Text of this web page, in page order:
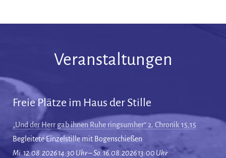
Veranstaltungen
Freie Plätze im Haus der Stille
„Und der Herr gab ihnen Ruhe ringsumher“ 2. Chronik 15,15
Begleitete Einzelstille mit Bogenschießen
Mi. 12.08.2026 14:30 Uhr – So. 16.08.2026 13:00 Uhr